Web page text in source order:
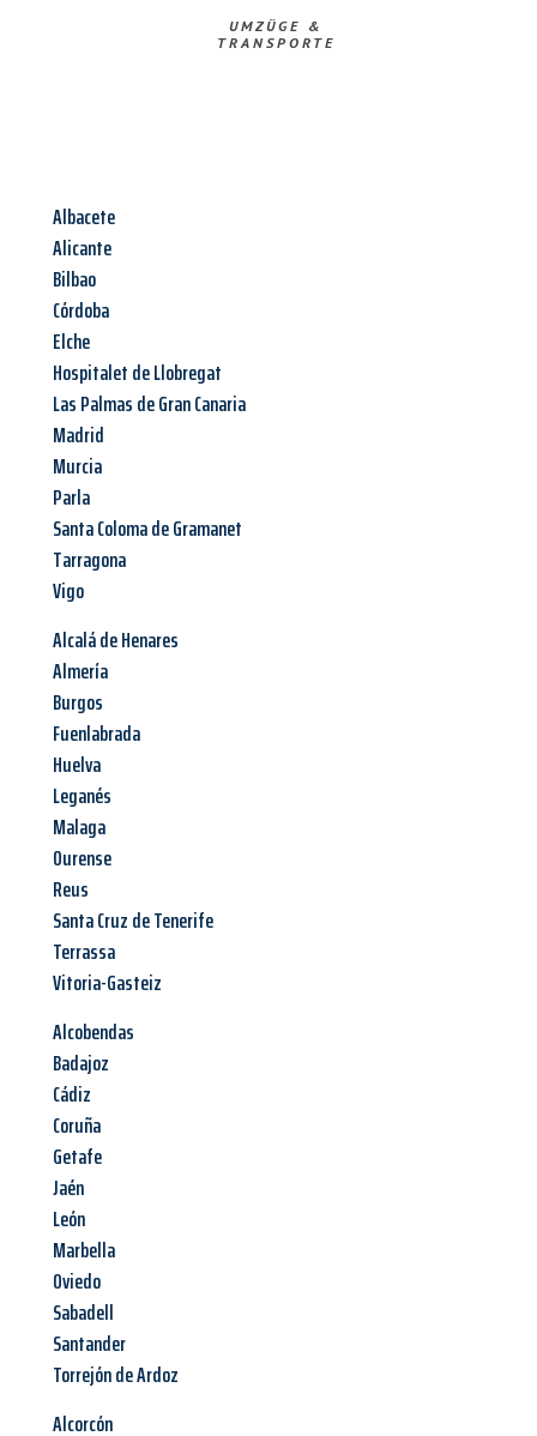
UMZÜGE &
TRANSPORTE
Albacete
Alicante
Bilbao
Córdoba
Elche
Hospitalet de Llobregat
Las Palmas de Gran Canaria
Madrid
Murcia
Parla
Santa Coloma de Gramanet
Tarragona
Vigo
Alcalá de Henares
Almería
Burgos
Fuenlabrada
Huelva
Leganés
Malaga
Ourense
Reus
Santa Cruz de Tenerife
Terrassa
Vitoria-Gasteiz
Alcobendas
Badajoz
Cádiz
Coruña
Getafe
Jaén
León
Marbella
Oviedo
Sabadell
Santander
Torrejón de Ardoz
Alcorcón